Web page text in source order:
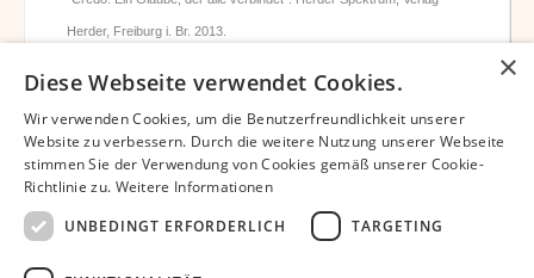
Herder, Freiburg i. Br. 2013.
Impressum
Bibliothek – David Steindl-Rast OSB
Bruder David Chatbot
×
Diese Webseite verwendet Cookies.
Wir verwenden Cookies, um die Benutzerfreundlichkeit unserer
Website zu verbessern. Durch die weitere Nutzung unserer Webseite
stimmen Sie der Verwendung von Cookies gemäß unserer Cookie-
Richtlinie zu. Weitere Informationen
UNBEDINGT ERFORDERLICH
TARGETING